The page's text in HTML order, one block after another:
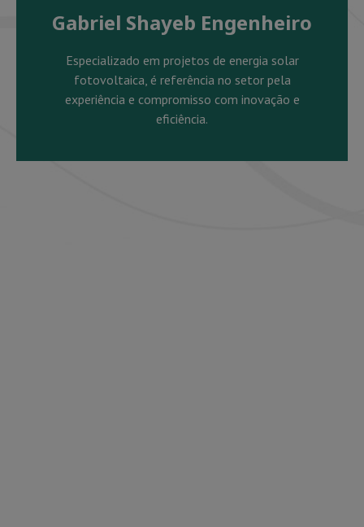
Gabriel Shayeb Engenheiro
Especializado em projetos de energia solar
fotovoltaica, é referência no setor pela
experiência e compromisso com inovação e
eficiência.